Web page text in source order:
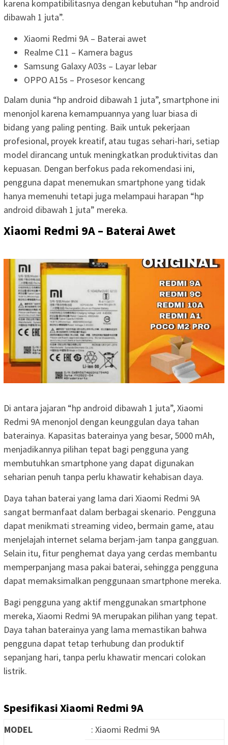
karena kompatibilitasnya dengan kebutuhan “hp android
dibawah 1 juta”.
Xiaomi Redmi 9A – Baterai awet
Realme C11 – Kamera bagus
Samsung Galaxy A03s – Layar lebar
OPPO A15s – Prosesor kencang
Dalam dunia “hp android dibawah 1 juta”, smartphone ini
menonjol karena kemampuannya yang luar biasa di
bidang yang paling penting. Baik untuk pekerjaan
profesional, proyek kreatif, atau tugas sehari-hari, setiap
model dirancang untuk meningkatkan produktivitas dan
kepuasan. Dengan berfokus pada rekomendasi ini,
pengguna dapat menemukan smartphone yang tidak
hanya memenuhi tetapi juga melampaui harapan “hp
android dibawah 1 juta” mereka.
Xiaomi Redmi 9A – Baterai Awet
Di antara jajaran “hp android dibawah 1 juta”, Xiaomi
Redmi 9A menonjol dengan keunggulan daya tahan
baterainya. Kapasitas baterainya yang besar, 5000 mAh,
menjadikannya pilihan tepat bagi pengguna yang
membutuhkan smartphone yang dapat digunakan
seharian penuh tanpa perlu khawatir kehabisan daya.
Daya tahan baterai yang lama dari Xiaomi Redmi 9A
sangat bermanfaat dalam berbagai skenario. Pengguna
dapat menikmati streaming video, bermain game, atau
menjelajah internet selama berjam-jam tanpa gangguan.
Selain itu, fitur penghemat daya yang cerdas membantu
memperpanjang masa pakai baterai, sehingga pengguna
dapat memaksimalkan penggunaan smartphone mereka.
Bagi pengguna yang aktif menggunakan smartphone
mereka, Xiaomi Redmi 9A merupakan pilihan yang tepat.
Daya tahan baterainya yang lama memastikan bahwa
pengguna dapat tetap terhubung dan produktif
sepanjang hari, tanpa perlu khawatir mencari colokan
listrik.
Spesifikasi Xiaomi Redmi 9A
MODEL
: Xiaomi Redmi 9A